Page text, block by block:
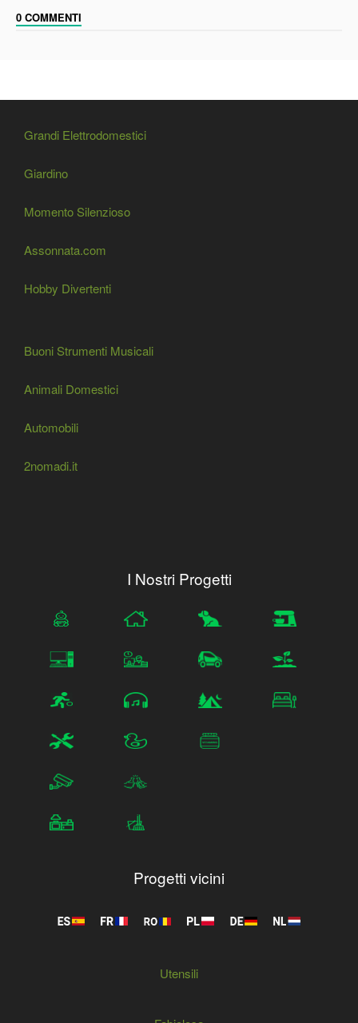
0 COMMENTI
Grandi Elettrodomestici
Giardino
Momento Silenzioso
Assonnata.com
Hobby Divertenti
Buoni Strumenti Musicali
Animali Domestici
Automobili
2nomadi.it
I Nostri Progetti
Progetti vicini
Utensili